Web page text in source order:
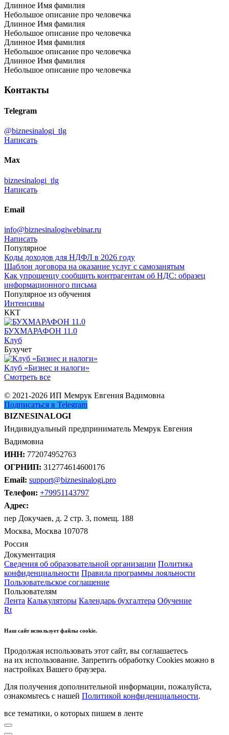
Длинное Имя фамилия
Небольшое описание про человечка
Длинное Имя фамилия
Небольшое описание про человечка
Длинное Имя фамилия
Небольшое описание про человечка
Длинное Имя фамилия
Небольшое описание про человечка
Контакты
Telegram
@biznesinalogi_tlg
Написать
Max
biznesinalogi_tlg
Написать
Email
info@biznesinalogiwebinar.ru
Написать
Популярное
Коды доходов для НДФЛ в 2026 году
Шаблон договора на оказание услуг с самозанятым
Как упрощенцу сообщить контрагентам об НДС: образец
информационного письма
Популярное из обучения
Интенсивы
ККТ
БУХМАРАФОН 11.0
Клуб
Бухучет
Клуб «Бизнес и налоги»
Смотреть все
© 2021-2026 ИП Мемрук Евгения Вадимовна
Подписаться в Telegram
BIZNESINALOGI
Индивидуальный предприниматель Мемрук Евгения
Вадимовна
ИНН: 772074952763
ОГРНИП: 312774614600176
Email: support@biznesinalogi.pro
Телефон: +79951143797
Адрес:
пер Докучаев, д. 2 стр. 3, помещ. 188
Москва, Москва 107078
Россия
Документация
Сведения об образовательной организации Политика
конфиденциальности Правила программы лояльности
Пользовательское соглашение
Пользователям
Лента Калькуляторы Календарь бухгалтера Обучение
Rt
Наш сайт использует файлы cookie.
Продолжая использовать этот сайт, вы соглашаетесь
на их использование. Запретить обработку Cookies можно в
настройках Вашего браузера.
Для получения дополнительной информации, пожалуйста,
ознакомьтесь с нашей Политикой конфиденциальности.
все тематики, о которых пишем в ленте